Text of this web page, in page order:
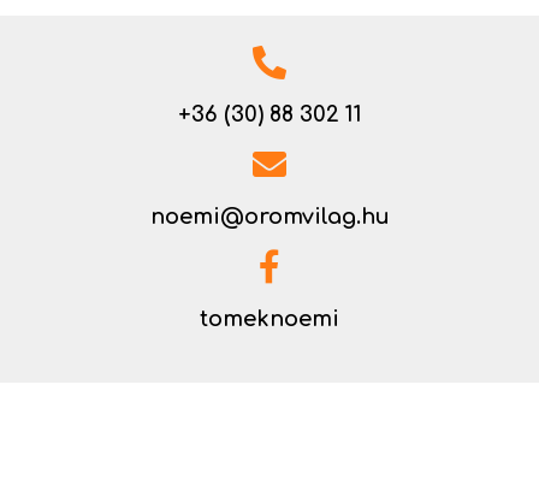
+36 (30) 88 302 11
noemi@oromvilag.hu
tomeknoemi